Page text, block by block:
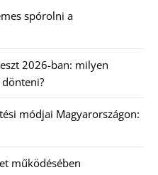
spórolni a
2026-ban: milyen
módjai Magyarországon:
működésében